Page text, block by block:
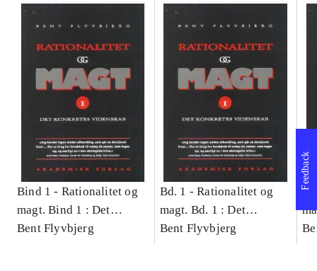
Bind 1 - Rationalitet og
magt. Bind 1 : Det
konkretes videnskab
Bent Flyvbjerg
Bd. 1 -Rationalitet og
magt. Bd. 1 : Det
konkretes videnskab
Bent Flyvbjerg
Feedback